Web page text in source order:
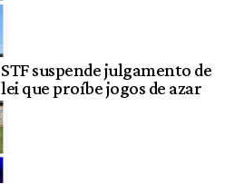
STF suspende julgamento de
lei que proíbe jogos de azar